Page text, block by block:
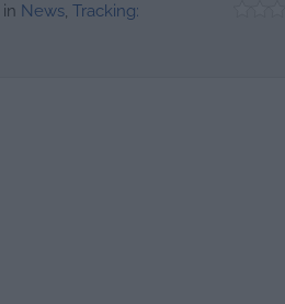
in News Tracking: